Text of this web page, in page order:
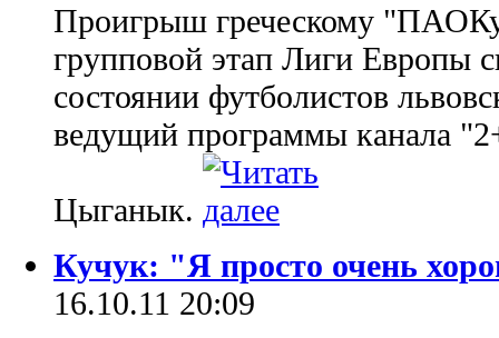
Проигрыш греческому
групповой этап Лиги Европы
состоянии футболистов
ведущий программы канала
Цыганык.
Кучук: "Я просто очень
16.10.11 20:09